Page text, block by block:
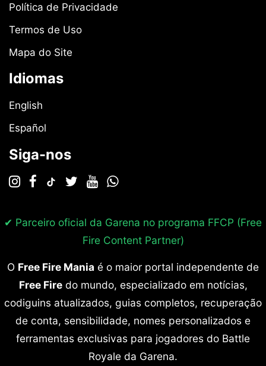
Política de Privacidade
Termos de Uso
Mapa do Site
Idiomas
English
Español
Siga-nos
✔ Parceiro oficial da Garena no programa FFCP (Free
Fire Content Partner)
O Free Fire Mania é o maior portal independente de
Free Firedo mundo, especializado em notícias,
codiguins atualizados, guias completos, recuperação
de conta, sensibilidade, nomes personalizados e
ferramentas exclusivas para jogadores do Battle
Royale da Garena.